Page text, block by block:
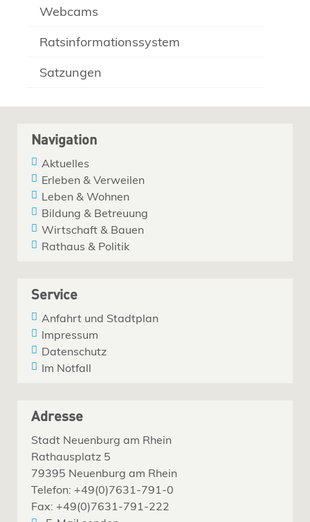
Webcams
Ratsinformationssystem
Satzungen
Navigation
Aktuelles
Erleben & Verweilen
Leben & Wohnen
Bildung & Betreuung
Wirtschaft & Bauen
Rathaus & Politik
Service
Anfahrt und Stadtplan
Impressum
Datenschutz
Im Notfall
Adresse
Stadt Neuenburg am Rhein
Rathausplatz 5
79395 Neuenburg am Rhein
Telefon: +49(0)7631-791-0
Fax: +49(0)7631-791-222